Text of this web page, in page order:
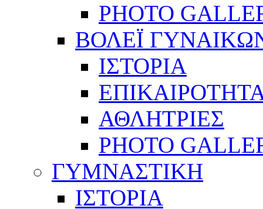
PHOTO
ΒΟΛΕΪ
ΙΣΤΟΡΙΑ
ΑΘΛΗΤΡΙΕΣ
PHOTO
ΓΥΜΝΑΣΤΙΚΗ
ΙΣΤΟΡΙΑ